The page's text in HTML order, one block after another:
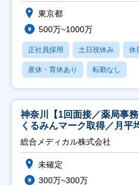
東京都
500万~1000万
正社員採用 土日祝休み 休
産休・育休あり 転勤なし
神奈川【1回面接／薬局事
くるみんマーク取得／月平
総合メディカル株式会社
未確定
300万~300万